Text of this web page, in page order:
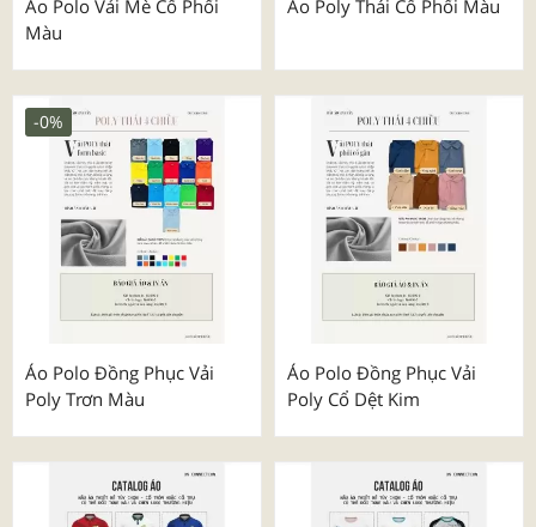
Áo Polo Vải Mè Cổ Phối
Màu
Áo Poly Thái Cổ Phối Màu
Áo Polo Đồng Phục Vải
Poly Trơn Màu
-0%
Áo Polo Đồng Phục Vải
Poly Cổ Dệt Kim